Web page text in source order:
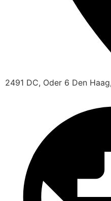
2491 DC, Oder 6 Den